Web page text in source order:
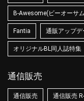
B-Awesome(ビーオーサ
Fantia 通販アップデ
オリジナルBL同人誌特集
通信販売
通信販売 通信販売